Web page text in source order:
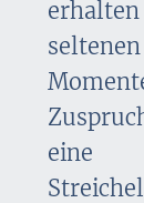
seltenen
eine